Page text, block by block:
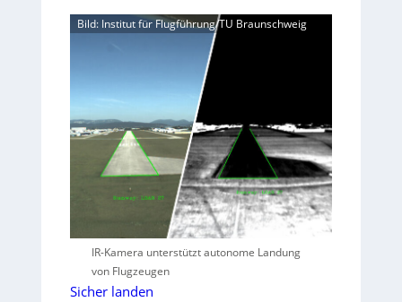
Bild: Institut für Flugführung/TU Braunschweig
IR-Kamera unterstützt autonome Landung
von Flugzeugen
Sicher landen